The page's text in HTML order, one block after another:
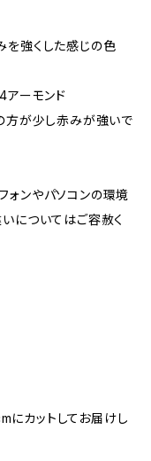
強くした感じの色
アーモンド
方が少し赤みが強いで
ンやパソコンの環境
についてはご容赦く
カットしてお届けし